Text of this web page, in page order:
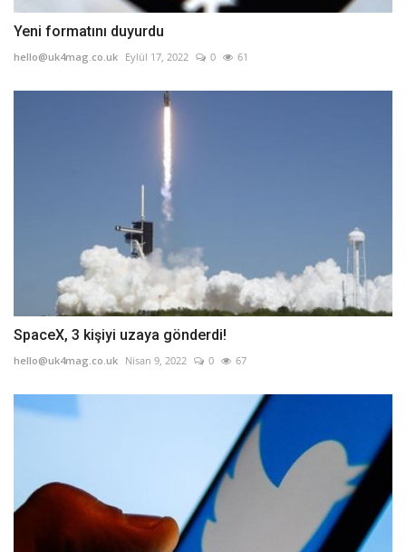
Yeni formatını duyurdu
hello@uk4mag.co.uk Eylül 17, 2022 0 61
SpaceX, 3 kişiyi uzaya gönderdi!
hello@uk4mag.co.uk Nisan 9, 2022 0 67